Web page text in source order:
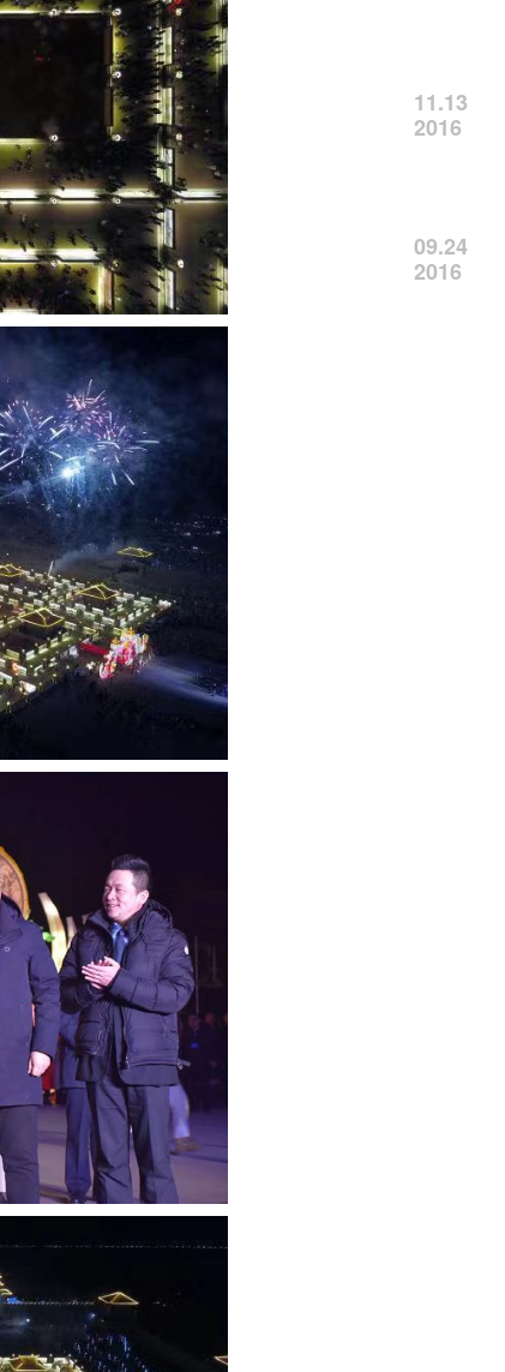
11.13
2016
09.24
2016